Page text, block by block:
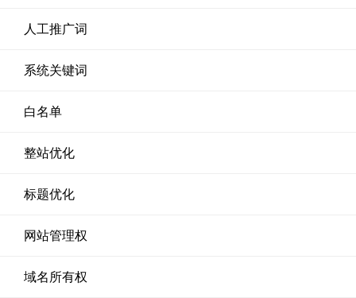
人工推广词
系统关键词
白名单
整站优化
标题优化
网站管理权
域名所有权